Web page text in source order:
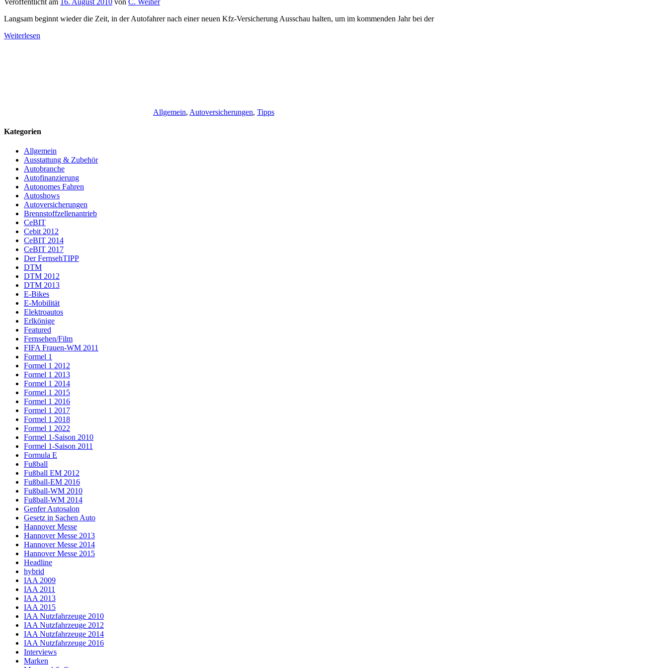
Langsam beginnt wieder die Zeit, in der Autofahrer nach einer neuen Kfz-Versicherung Ausschau halten, um im kommenden Jahr bei der
Weiterlesen
Allgemein, Autoversicherungen, Tipps
Kategorien
Allgemein
Ausstattung & Zubehör
Autobranche
Autofinanzierung
Autonomes Fahren
Autoshows
Autoversicherungen
Brennstoffzellenantrieb
CeBIT
Cebit 2012
CeBIT 2014
CeBIT 2017
Der FernsehTIPP
DTM
DTM 2012
DTM 2013
E-Bikes
E-Mobilität
Elektroautos
Erlkönige
Featured
Fernsehen/Film
FIFA Frauen-WM 2011
Formel 1
Formel 1 2012
Formel 1 2013
Formel 1 2014
Formel 1 2015
Formel 1 2016
Formel 1 2017
Formel 1 2018
Formel 1 2022
Formel 1-Saison 2010
Formel 1-Saison 2011
Formula E
Fußball
Fußball EM 2012
Fußball-EM 2016
Fußball-WM 2010
Fußball-WM 2014
Genfer Autosalon
Gesetz in Sachen Auto
Hannover Messe
Hannover Messe 2013
Hannover Messe 2014
Hannover Messe 2015
Headline
hybrid
IAA 2009
IAA 2011
IAA 2013
IAA 2015
IAA Nutzfahrzeuge 2010
IAA Nutzfahrzeuge 2012
IAA Nutzfahrzeuge 2014
IAA Nutzfahrzeuge 2016
Interviews
Marken